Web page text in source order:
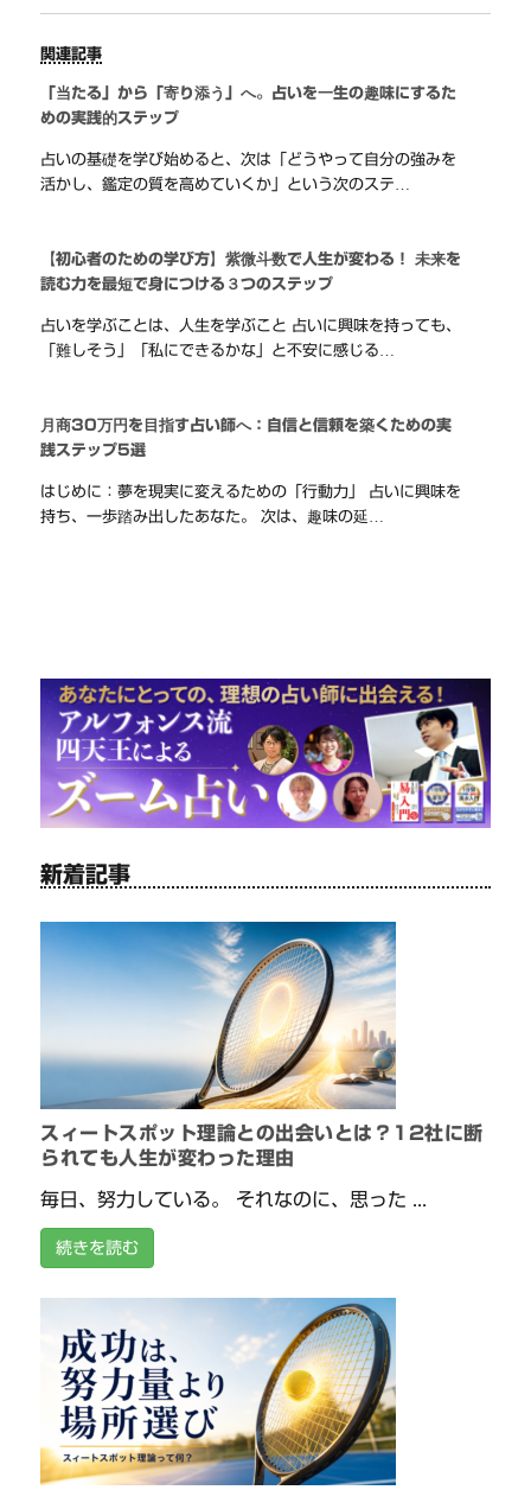
関連記事
「当たる」から「寄り添う」へ。占いを一生の趣味にするた
めの実践的ステップ
占いの基礎を学び始めると、次は「どうやって自分の強みを
活かし、鑑定の質を高めていくか」という次のステ…
【初心者のための学び方】紫微斗数で人生が変わる！ 未来を
読む力を最短で身につける３つのステップ
占いを学ぶことは、人生を学ぶこと 占いに興味を持っても、
「難しそう」「私にできるかな」と不安に感じる…
月商30万円を目指す占い師へ：自信と信頼を築くための実
践ステップ5選
はじめに：夢を現実に変えるための「行動力」 占いに興味を
持ち、一歩踏み出したあなた。 次は、趣味の延…
新着記事
スィートスポット理論との出会いとは？12社に断
られても人生が変わった理由
毎日、努力している。 それなのに、思った ...
続きを読む